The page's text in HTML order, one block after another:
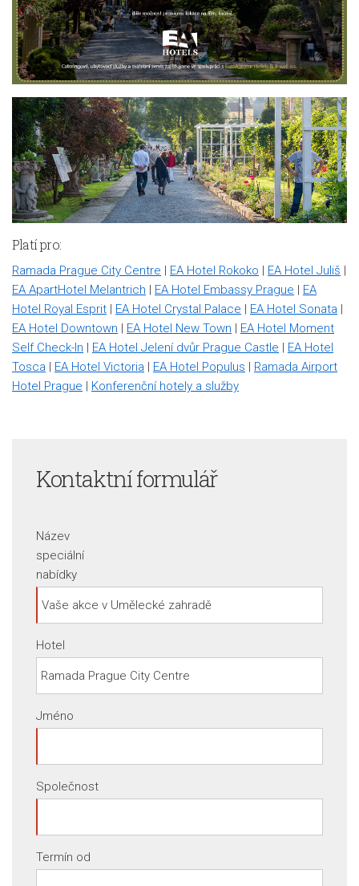
Platí pro:
Ramada Prague City Centre | EA Hotel Rokoko | EA Hotel Juliš |
EA ApartHotel Melantrich | EA Hotel Embassy Prague | EA
Hotel Royal Esprit | EA Hotel Crystal Palace | EA Hotel Sonata |
EA Hotel Downtown | EA Hotel New Town | EA Hotel Moment
Self Check-In | EA Hotel Jelení dvůr Prague Castle | EA Hotel
Tosca | EA Hotel Victoria | EA Hotel Populus | Ramada Airport
Hotel Prague | Konferenční hotely a služby
Kontaktní formulář
Název
speciální
nabídky
Hotel
Jméno
Společnost
Termín od